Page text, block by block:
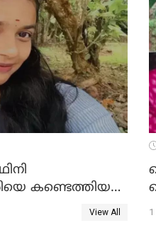
കണ്ടെത്തിയത്
നിലയിൽView All 1